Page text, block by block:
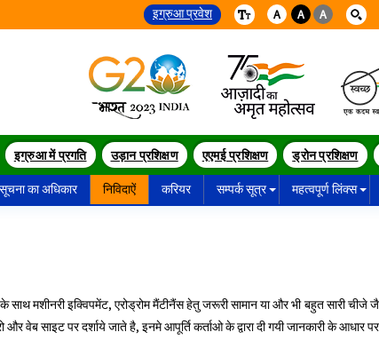
इग्रुआ प्रवेश A A A
इग्रुआ में प्रगति उड़ान प्रशिक्षण एएमई प्रशिक्षण ड्रोन प्रशिक्षण
सूचना का अधिकार निविदाऐं करियर सम्पर्क सूत्र महत्वपूर्ण लिंक्स
मशीनरी इक्विपमेंट, एरोड्रोम मैंटीनैंस हेतु जरूरी सामान या और भी बहुत सारी चीजे
साइट पर दर्शाये जाते है, इनमे आपूर्ति कर्ताओ के द्वारा दी गयी जानकारी के आधार